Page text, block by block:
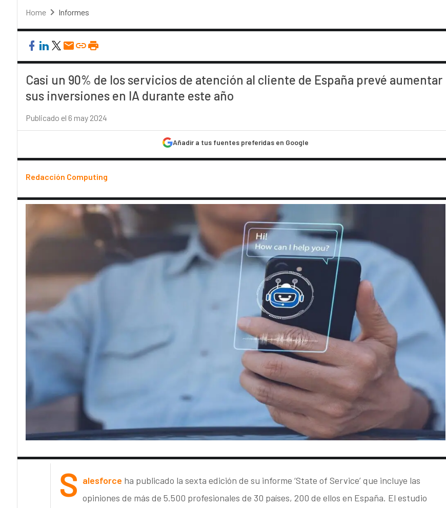
Home Informes
Casi un 90% de los servicios de atención al cliente de España prevé aumentar
sus inversiones en IA durante este año
Publicado el 6 may 2024
Añadir a tus fuentes preferidas en Google
Redacción Computing
S alesforce ha publicado la sexta edición de su informe ‘State of Service’ que incluye las
opiniones de más de 5.500 profesionales de 30 países, 200 de ellos en España. El estudio
Big Data